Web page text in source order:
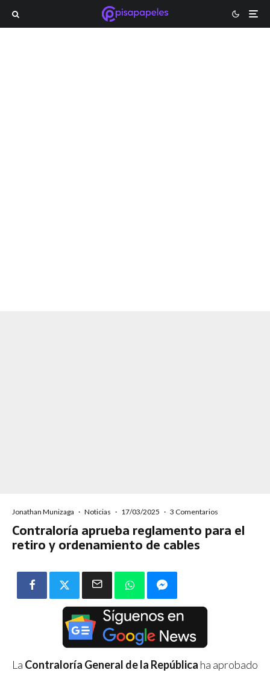
Jonathan Munizaga · Noticias · 17/03/2025 · 3 Comentarios
Contraloría aprueba reglamento para el
retiro y ordenamiento de cables
La Contraloría General de la República ha aprobado